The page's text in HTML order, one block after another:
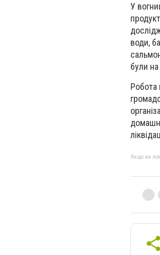
У
води,
були на
Робота
Якщо ви